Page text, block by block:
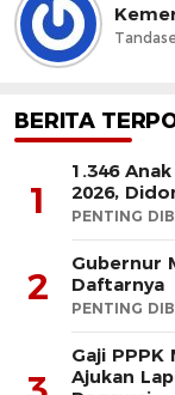
BERITA
1
1.346
2026,
PENTING
2
Gubernur
Daftarnya
PENTING
Gaji
Ajukan